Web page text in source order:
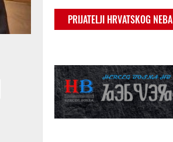
PRIJATELJI HRVATSKOG NEBA